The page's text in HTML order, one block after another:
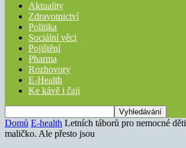
Aktuality
Zdravotnictví
Politika
Sociální věci
Pojištění
Pharma
Rozhovory
E-Health
Ke kávě i čaji
Domů E-health Letních táborů pro nemocné
maličko. Ale přesto jsou